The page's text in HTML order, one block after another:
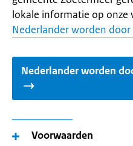
lokale informatie op onze
Nederlander worden
Nederlander worden
Voorwaarden